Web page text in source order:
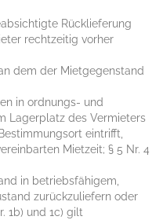
Rücklieferung
rechtzeitig vorher
dem der Mietgegenstand
in ordnungs- und
Lagerplatz des Vermieters
eintrifft,
Mietzeit; § 5 Nr. 4
in betriebsfähigem,
zurückzuliefern oder
1b) und 1c) gilt